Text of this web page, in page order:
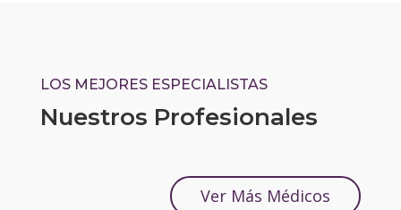
LOS MEJORES ESPECIALISTAS
Nuestros Profesionales
Ver Más Médicos